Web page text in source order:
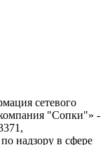
сетевого
"Сопки"» -
надзору в сфере